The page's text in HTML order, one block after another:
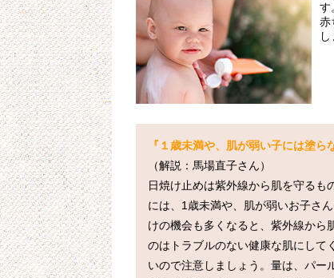
す
赤
し
『１歳未満や、肌が弱い子には塗ら
（解説：馬場直子さん）
日焼け止めは紫外線から肌を守るも
には、1歳未満や、肌が弱いお子さ
けの機会も多くなると、紫外線から
のはトラブルのない健康な肌にして
いので注意しましょう。量は、パー